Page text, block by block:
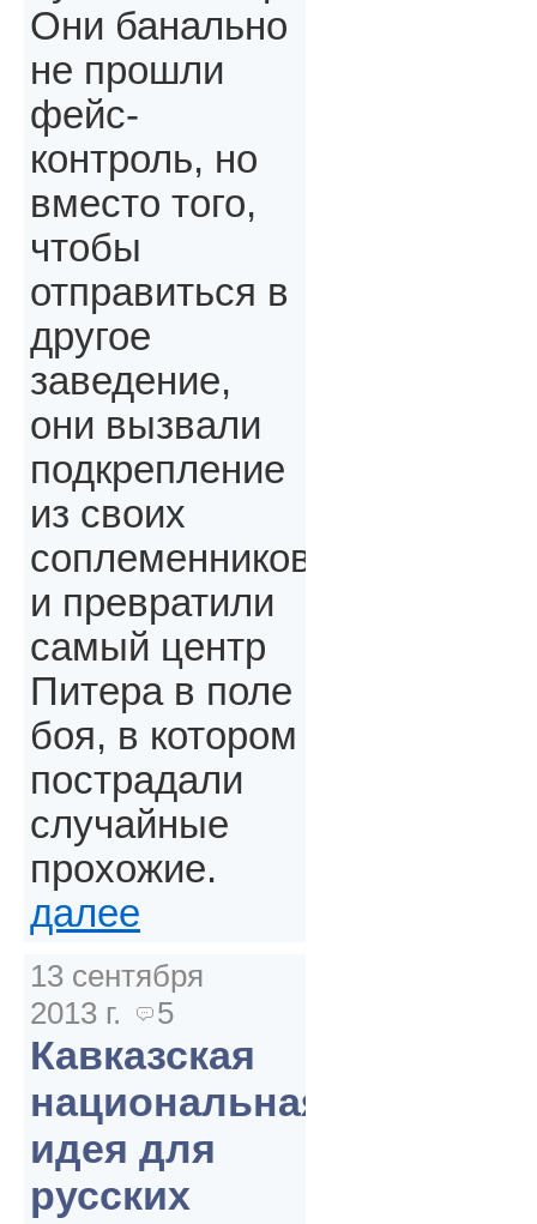
Они банально
не прошли
фейс-
контроль, но
вместо того,
чтобы
отправиться в
другое
заведение,
они вызвали
подкрепление
из своих
соплеменников
и превратили
самый центр
Питера в поле
боя, в котором
пострадали
случайные
прохожие.
далее
13 сентября
2013 г.
5
Кавказская
национальная
идея для
русских